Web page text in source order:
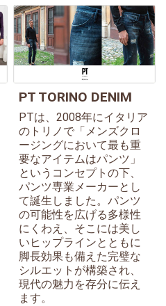
PT TORINO DENIM
PTは、2008年にイタリア
のトリノで「メンズクロ
ージングにおいて最も重
要なアイテムはパンツ」
というコンセプトの下、
パンツ専業メーカーとし
て誕生しました。パンツ
の可能性を広げる多様性
にくわえ、そこには美し
いヒップラインとともに
脚長効果も備えた完璧な
シルエットが構築され、
現代の魅力を存分に伝え
ます。